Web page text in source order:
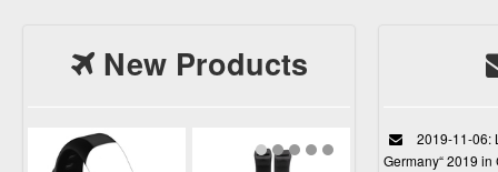
New Products
2019-11-06:
Germany“ 2019